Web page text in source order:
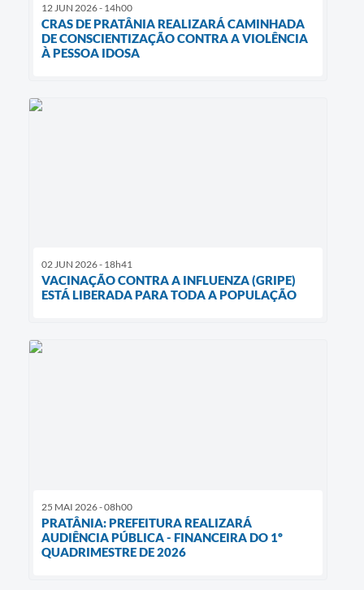
12 JUN 2026 - 14h00
CRAS DE PRATÂNIA REALIZARÁ CAMINHADA
DE CONSCIENTIZAÇÃO CONTRA A VIOLÊNCIA
À PESSOA IDOSA
02 JUN 2026 - 18h41
VACINAÇÃO CONTRA A INFLUENZA (GRIPE)
ESTÁ LIBERADA PARA TODA A POPULAÇÃO
25 MAI 2026 - 08h00
PRATÂNIA: PREFEITURA REALIZARÁ
AUDIÊNCIA PÚBLICA - FINANCEIRA DO 1º
QUADRIMESTRE DE 2026